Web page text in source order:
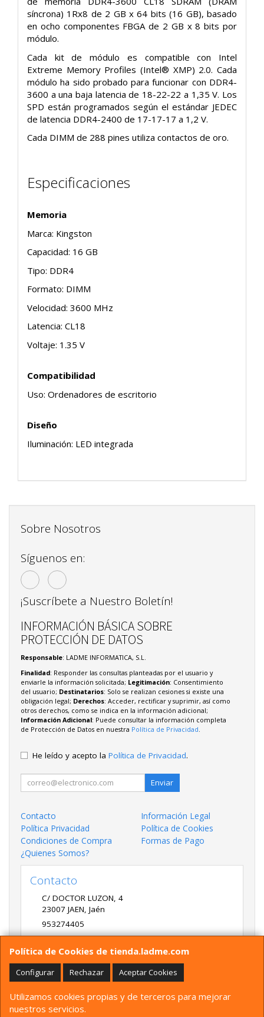
síncrona) 1Rx8 de 2 GB x 64 bits (16 GB), basado
en ocho componentes FBGA de 2 GB x 8 bits por
módulo.
Cada kit de módulo es compatible con Intel
Extreme Memory Profiles (Intel® XMP) 2.0. Cada
módulo ha sido probado para funcionar con DDR4-
3600 a una baja latencia de 18-22-22 a 1,35 V. Los
SPD están programados según el estándar JEDEC
de latencia DDR4-2400 de 17-17-17 a 1,2 V.
Cada DIMM de 288 pines utiliza contactos de oro.
Especificaciones
Memoria
Marca: Kingston
Capacidad: 16 GB
Tipo: DDR4
Formato: DIMM
Velocidad: 3600 MHz
Latencia: CL18
Voltaje: 1.35 V
Compatibilidad
Uso: Ordenadores de escritorio
Diseño
Iluminación: LED integrada
Política de Cookies de tienda.ladme.com
Configurar Rechazar Aceptar Cookies
Utilizamos cookies propias y de terceros para mejorar
nuestros servicios.
Sobre Nosotros
Síguenos en:
¡Suscríbete a Nuestro Boletín!
INFORMACIÓN BÁSICA SOBRE
PROTECCIÓN DE DATOS
Responsable: LADME INFORMATICA, S.L.
Finalidad: Responder las consultas planteadas por el usuario y
enviarle la información solicitada; Legitimación: Consentimiento
del usuario; Destinatarios: Solo se realizan cesiones si existe una
obligación legal; Derechos: Acceder, rectificar y suprimir, así como
otros derechos, como se indica en la información adicional;
Información Adicional: Puede consultar la información completa
de Protección de Datos en nuestra Política de Privacidad.
He leído y acepto la Política de Privacidad.
Enviar
Contacto
Información Legal
Política Privacidad
Política de Cookies
Condiciones de Compra
Formas de Pago
¿Quienes Somos?
Contacto
C/ DOCTOR LUZON, 4
23007 JAEN, Jaén
953274405
LADME@LADME.COM
Horario
9:30 A 14:00 Y 17:00 A 20:00 DE LUNES A VIERNES